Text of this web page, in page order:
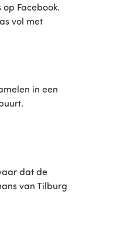
Facebook.
vol met
in een
dat de
van Tilburg